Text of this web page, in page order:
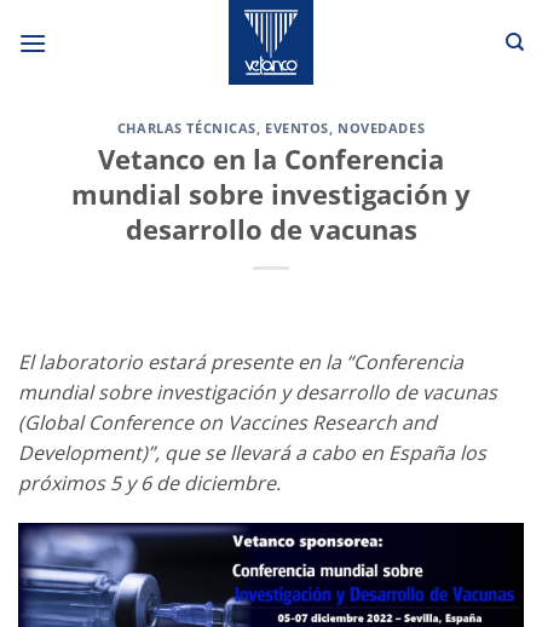
CHARLAS TÉCNICAS, EVENTOS, NOVEDADES
Vetanco en la Conferencia
mundial sobre investigación y
desarrollo de vacunas
El laboratorio estará presente en la “Conferencia
mundial sobre investigación y desarrollo de vacunas
(Global Conference on Vaccines Research and
Development)”, que se llevará a cabo en España los
próximos 5 y 6 de diciembre.